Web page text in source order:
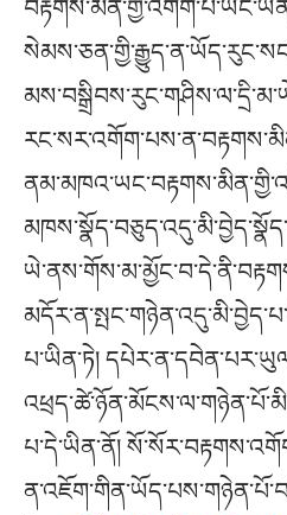
པ་ཡིན་ཏེ།
པ་དེ་ཡིན་ནོ།